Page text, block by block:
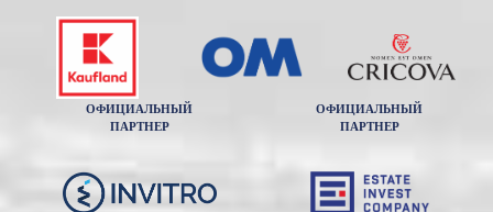
ОФИЦИАЛЬНЫЙ
ПАРТНЕР
ОФИЦИАЛЬНЫЙ
ПАРТНЕР